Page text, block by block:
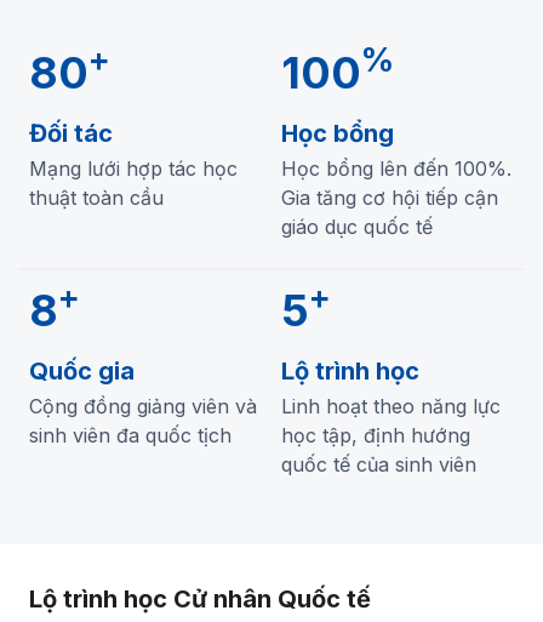
80+
Đối tác
Mạng lưới hợp tác học
thuật toàn cầu
100%
Học bổng
Học bổng lên đến 100%.
Gia tăng cơ hội tiếp cận
giáo dục quốc tế
8+
Quốc gia
Cộng đồng giảng viên và
sinh viên đa quốc tịch
5+
Lộ trình học
Linh hoạt theo năng lực
học tập, định hướng
quốc tế của sinh viên
Lộ trình học Cử nhân Quốc tế